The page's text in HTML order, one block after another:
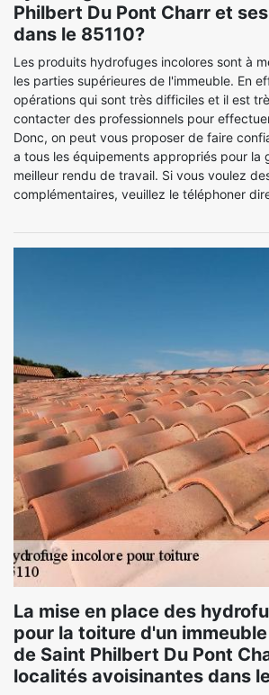
Philbert Du Pont Charr et
dans le 85110?
Les produits hydrofuges incolores sont à
les parties supérieures de l'immeuble. En
opérations qui sont très difficiles et il est
contacter des professionnels pour
Donc, on peut vous proposer de faire
a tous les équipements appropriés pour la
meilleur rendu de travail. Si vous voulez
complémentaires, veuillez le téléphoner
La mise en place des
pour la toiture d'un
de Saint Philbert Du Pont
localités avoisinantes dans